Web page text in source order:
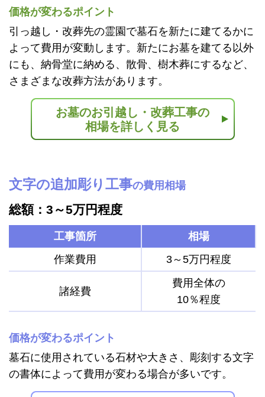
価格が変わるポイント
引っ越し・改葬先の霊園で墓石を新たに建てるかに
よって費用が変動します。新たにお墓を建てる以外
にも、納骨堂に納める、散骨、樹木葬にするなど、
さまざまな改葬方法があります。
お墓のお引越し・改葬工事の
相場を詳しく見る
文字の追加彫り工事の費用相場
総額：3～5万円程度
工事箇所
相場
作業費用
3～5万円程度
諸経費
費用全体の
10％程度
価格が変わるポイント
墓石に使用されている石材や大きさ、彫刻する文字
の書体によって費用が変わる場合が多いです。